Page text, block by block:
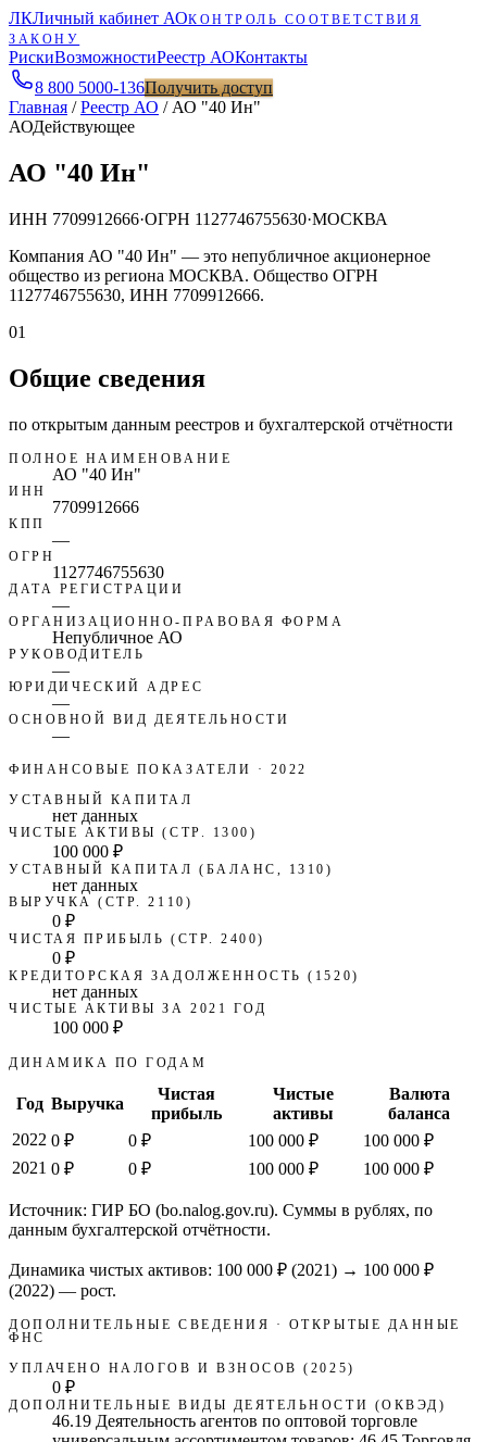
ЛКЛичный кабинет АОКОНТРОЛЬ СООТВЕТСТВИЯ
ЗАКОНУ
РискиВозможностиРеестр АОКонтакты
8 800 5000-136Получить доступ
Главная /Реестр АО / АО "40 Ин"
АОДействующее
АО "40 Ин"
ИНН 7709912666·ОГРН 1127746755630·МОСКВА
Компания АО "40 Ин" — это непубличное акционерное
общество из региона МОСКВА. Общество ОГРН
1127746755630, ИНН 7709912666.
01
Общие сведения
по открытым данным реестров и бухгалтерской отчётности
ПОЛНОЕ НАИМЕНОВАНИЕ
АО "40 Ин"
ИНН
7709912666
КПП
—
ОГРН
1127746755630
ДАТА РЕГИСТРАЦИИ
—
ОРГАНИЗАЦИОННО-ПРАВОВАЯ ФОРМА
Непубличное АО
РУКОВОДИТЕЛЬ
—
ЮРИДИЧЕСКИЙ АДРЕС
—
ОСНОВНОЙ ВИД ДЕЯТЕЛЬНОСТИ
—
ФИНАНСОВЫЕ ПОКАЗАТЕЛИ · 2022
УСТАВНЫЙ КАПИТАЛ
нет данных
ЧИСТЫЕ АКТИВЫ (СТР. 1300)
100 000 ₽
УСТАВНЫЙ КАПИТАЛ (БАЛАНС, 1310)
нет данных
ВЫРУЧКА (СТР. 2110)
0 ₽
ЧИСТАЯ ПРИБЫЛЬ (СТР. 2400)
0 ₽
КРЕДИТОРСКАЯ ЗАДОЛЖЕННОСТЬ (1520)
нет данных
ЧИСТЫЕ АКТИВЫ ЗА 2021 ГОД
100 000 ₽
ДИНАМИКА ПО ГОДАМ
Год Выручка
Чистая
прибыль
Чистые
активы
Валюта
баланса
2022 0 ₽ 0 ₽ 100 000 ₽
100 000 ₽
2021 0 ₽ 0 ₽ 100 000 ₽ 100 000 ₽
Источник: ГИР БО (bo.nalog.gov.ru). Суммы в рублях, по
данным бухгалтерской отчётности.
Динамика чистых активов: 100 000 ₽ (2021) → 100 000 ₽
(2022) — рост.
ДОПОЛНИТЕЛЬНЫЕ СВЕДЕНИЯ · ОТКРЫТЫЕ ДАННЫЕ
ФНС
УПЛАЧЕНО НАЛОГОВ И ВЗНОСОВ (2025)
0 ₽
ДОПОЛНИТЕЛЬНЫЕ ВИДЫ ДЕЯТЕЛЬНОСТИ (ОКВЭД)
46.19 Деятельность агентов по оптовой торговле